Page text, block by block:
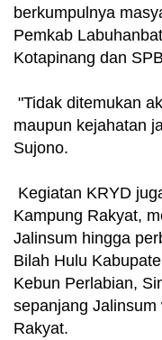
berkumpulnya
Pemkab
Kotapinang dan
"Tidak ditemukan
maupun kejahatan
Sujono.
Kegiatan KRYD
Kampung Rakyat,
Jalinsum hingga
Bilah Hulu
Kebun Perlabian,
sepanjang
Rakyat.